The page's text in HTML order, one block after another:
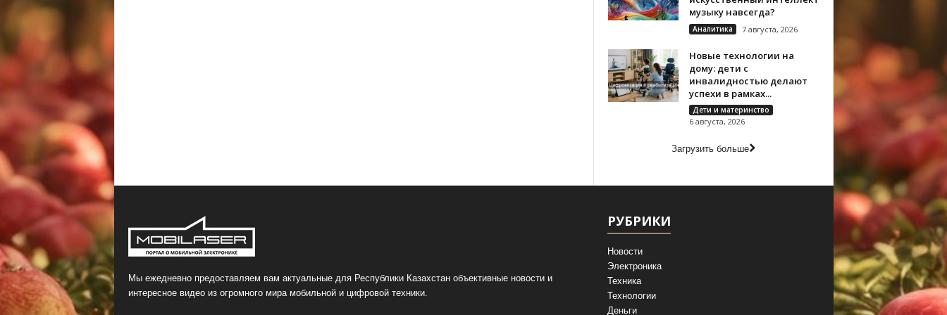
музыку навсегда?
Аналитика 7 августа, 2026
Новые технологии на
дому: дети с
инвалидностью делают
успехи в рамках...
Дети и материнство
6 августа, 2026
Загрузить больше
Мы ежедневно предоставляем вам актуальные для Республики Казахстан объективные новости и
интересное видео из огромного мира мобильной и цифровой техники.
РУБРИКИ
Новости
Электроника
Техника
Технологии
Деньги